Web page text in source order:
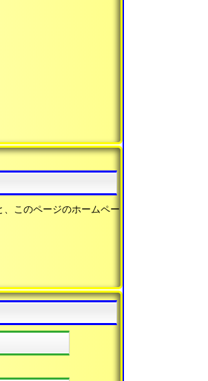
、このページのホームペー